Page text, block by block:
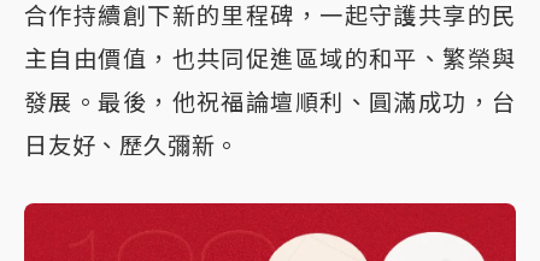
合作持續創下新的里程碑，一起守護共享的民
主自由價值，也共同促進區域的和平、繁榮與
發展。最後，他祝福論壇順利、圓滿成功，台
日友好、歷久彌新。